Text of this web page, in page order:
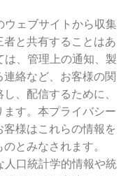
ェブサイトから収集
と共有することはあ
、管理上の通知、製
絡など、お客様の関
、配信するために、
す。本プライバシー
様はこれらの情報を
とみなされます。
口統計学的情報や統